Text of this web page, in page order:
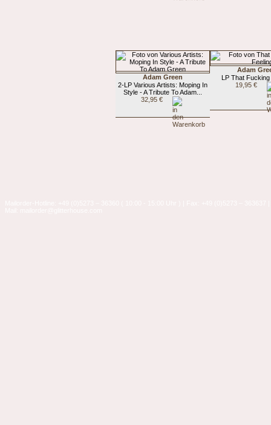
Adam Green
2-LP Various Artists: Moping In
Style - A Tribute To Adam...
32,95 €
Adam
LP That
19,95 €